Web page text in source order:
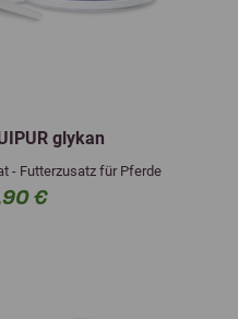
glykan
- Futterzusatz für Pferde
€